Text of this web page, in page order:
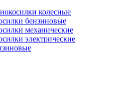
колесные
бензиновые
механические
электрические